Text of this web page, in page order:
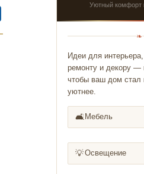
Уютный комфорт
❧
Идеи для
ремонту и декору —
чтобы ваш дом стал
уютнее.
🛋️ Мебель
💡Освещение